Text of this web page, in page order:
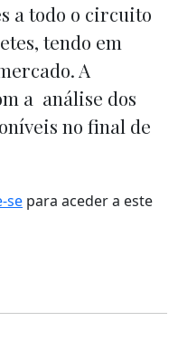
a todo o circuito
tendo em
A
a análise dos
no final de
se para aceder a este